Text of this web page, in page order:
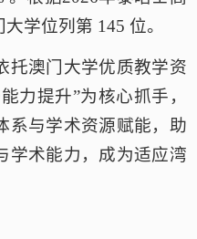
学位列第 145 位。
托澳门大学优质教学资
力提升”为核心抓手，
系与学术资源赋能，助
学术能力，成为适应湾